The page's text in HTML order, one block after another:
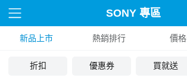
SONY 專區
新品上市 熱銷排行 價格
折扣 優惠券 買就送